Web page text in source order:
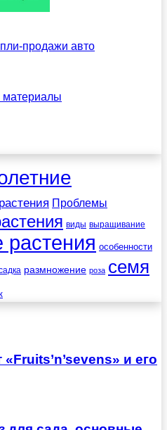
Проблемы
виды выращивание
растения особенности
размножение роза семя
и его